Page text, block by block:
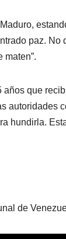
paz.
maten”.
que
autoridades
hundirla.
de